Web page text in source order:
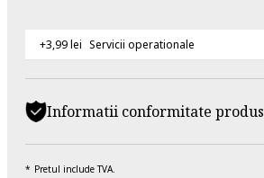
+3,99 lei Servicii operationale
Informatii conformitate produs
Pretul include TVA.